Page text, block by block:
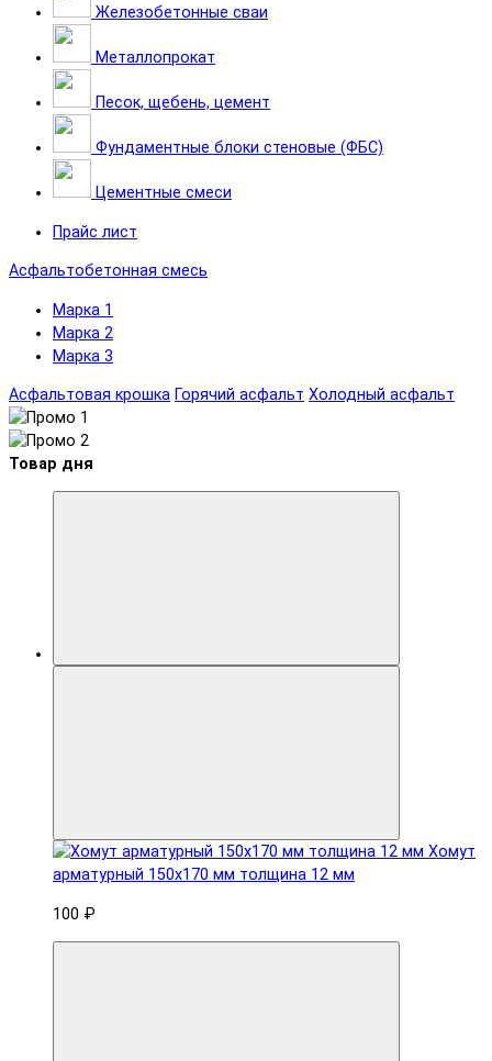
Железобетонные сваи
Металлопрокат
Песок, щебень, цемент
Фундаментные блоки стеновые (ФБС)
Цементные смеси
Прайс лист
Асфальтобетонная смесь
Марка 1
Марка 2
Марка 3
Асфальтовая крошка Горячий асфальт Холодный асфальт
Товар дня
Хомут
арматурный 150x170 мм толщина 12 мм
100 ₽